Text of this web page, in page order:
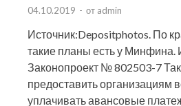
04.10.2019 - от admin
Источник:Depositphotos. По
такие планы есть у Минфина.
Законопроект № 802503-7
предоставить организациям
уплачивать авансовые